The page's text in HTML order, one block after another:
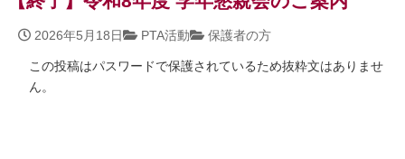
2026年5月18日 PTA活動 保護者の方
この投稿はパスワードで保護されているため抜粋文はありませ
ん。